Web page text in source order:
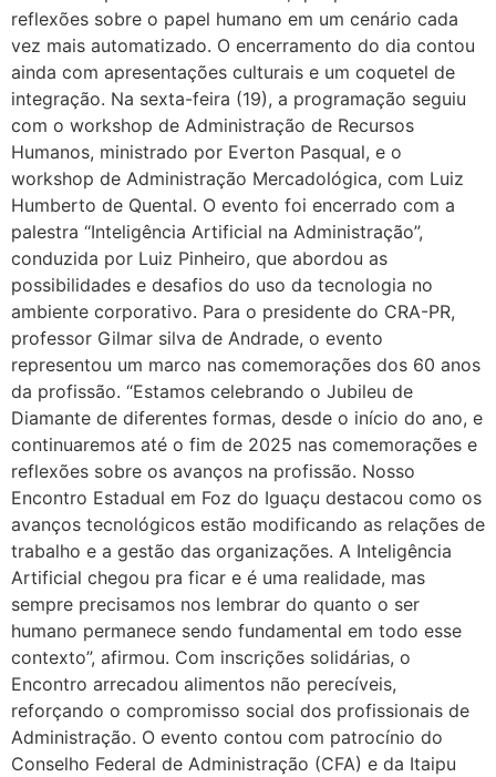
reflexões sobre o papel humano em um cenário cada
vez mais automatizado. O encerramento do dia contou
ainda com apresentações culturais e um coquetel de
integração. Na sexta-feira (19), a programação seguiu
com o workshop de Administração de Recursos
Humanos, ministrado por Everton Pasqual, e o
workshop de Administração Mercadológica, com Luiz
Humberto de Quental. O evento foi encerrado com a
palestra “Inteligência Artificial na Administração”,
conduzida por Luiz Pinheiro, que abordou as
possibilidades e desafios do uso da tecnologia no
ambiente corporativo. Para o presidente do CRA-PR,
professor Gilmar silva de Andrade, o evento
representou um marco nas comemorações dos 60 anos
da profissão. “Estamos celebrando o Jubileu de
Diamante de diferentes formas, desde o início do ano, e
continuaremos até o fim de 2025 nas comemorações e
reflexões sobre os avanços na profissão. Nosso
Encontro Estadual em Foz do Iguaçu destacou como os
avanços tecnológicos estão modificando as relações de
trabalho e a gestão das organizações. A Inteligência
Artificial chegou pra ficar e é uma realidade, mas
sempre precisamos nos lembrar do quanto o ser
humano permanece sendo fundamental em todo esse
contexto”, afirmou. Com inscrições solidárias, o
Encontro arrecadou alimentos não perecíveis,
reforçando o compromisso social dos profissionais de
Administração. O evento contou com patrocínio do
Conselho Federal de Administração (CFA) e da Itaipu